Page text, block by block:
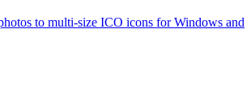
to multi-size ICO icons for Windows and